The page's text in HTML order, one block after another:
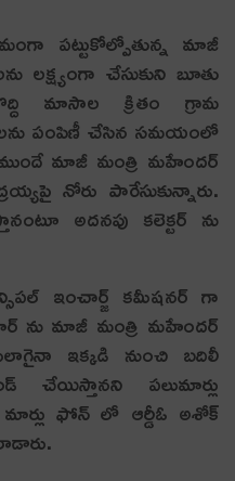
ప‌ట్టుకోల్పోతున్న మాజీ
ల‌క్ష్యంగా చేసుకుని బూతు
కొద్ది మాసాల క్రితం గ్రామ
పంపిణీ చేసిన స‌మ‌యంలో
ముందే మాజీ మంత్రి మ‌హేంద‌ర్
నోరు పారేసుకున్నారు.
అద‌న‌పు క‌లెక్ట‌ర్ ను
ఇంచార్జ్ క‌మీష‌న‌ర్ గా
ను మాజీ మంత్రి మ‌హేంద‌ర్
ఎలాగైనా ఇక్క‌డి నుంచి బ‌దిలీ
చేయిస్తాన‌ని ప‌లుమార్లు
మార్లు ఫోన్ లో ఆర్డీఓ అశోక్